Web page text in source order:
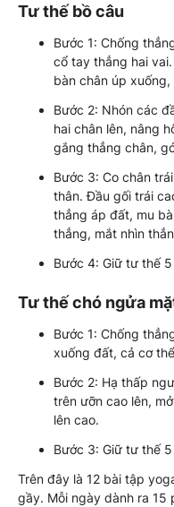
Tư thế bồ câu
Bước 1: Chống
cổ tay thẳng hai
bàn chân úp
Bước 2: Nhón các
hai chân lên, nâng
gắng thẳng chân,
Bước 3: Co chân
thân. Đầu gối trái
thẳng áp đất, mu
thẳng, mắt nhìn
Bước 4: Giữ tư thế
Tư thế chó ngửa
Bước 1: Chống
xuống đất, cả cơ
Bước 2: Hạ thấp
trên ưỡn cao lên,
lên cao.
Bước 3: Giữ tư thế
Trên đây là 12 bài tập
gầy. Mỗi ngày dành ra 15